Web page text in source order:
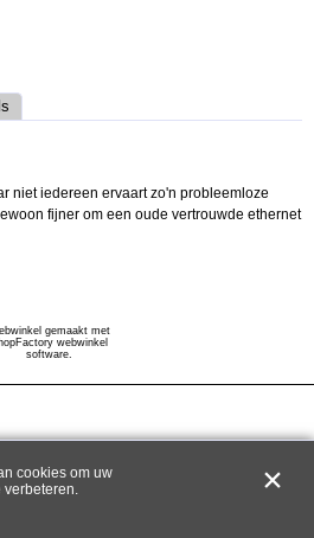
niet iedereen ervaart zo'n probleemloze
fijner om een oude vertrouwde ethernet
gemaakt met
webwinkel
software.
cookies om uw
verbeteren.